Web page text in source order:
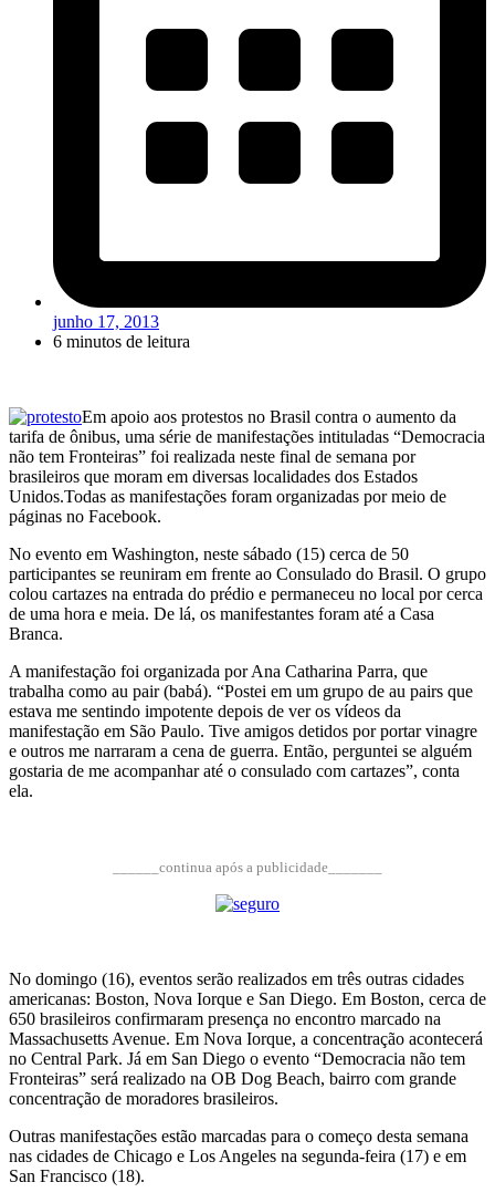
junho 17, 2013
6 minutos de leitura
Em apoio aos protestos no Brasil contra o aumento da
tarifa de ônibus, uma série de manifestações intituladas “Democracia
não tem Fronteiras” foi realizada neste final de semana por
brasileiros que moram em diversas localidades dos Estados
Unidos.Todas as manifestações foram organizadas por meio de
páginas no Facebook.
No evento em Washington, neste sábado (15) cerca de 50
participantes se reuniram em frente ao Consulado do Brasil. O grupo
colou cartazes na entrada do prédio e permaneceu no local por cerca
de uma hora e meia. De lá, os manifestantes foram até a Casa
Branca.
A manifestação foi organizada por Ana Catharina Parra, que
trabalha como au pair (babá). “Postei em um grupo de au pairs que
estava me sentindo impotente depois de ver os vídeos da
manifestação em São Paulo. Tive amigos detidos por portar vinagre
e outros me narraram a cena de guerra. Então, perguntei se alguém
gostaria de me acompanhar até o consulado com cartazes”, conta
ela.
______continua após a publicidade_______
No domingo (16), eventos serão realizados em três outras cidades
americanas: Boston, Nova Iorque e San Diego. Em Boston, cerca de
650 brasileiros confirmaram presença no encontro marcado na
Massachusetts Avenue. Em Nova Iorque, a concentração acontecerá
no Central Park. Já em San Diego o evento “Democracia não tem
Fronteiras” será realizado na OB Dog Beach, bairro com grande
concentração de moradores brasileiros.
Outras manifestações estão marcadas para o começo desta semana
nas cidades de Chicago e Los Angeles na segunda-feira (17) e em
San Francisco (18).